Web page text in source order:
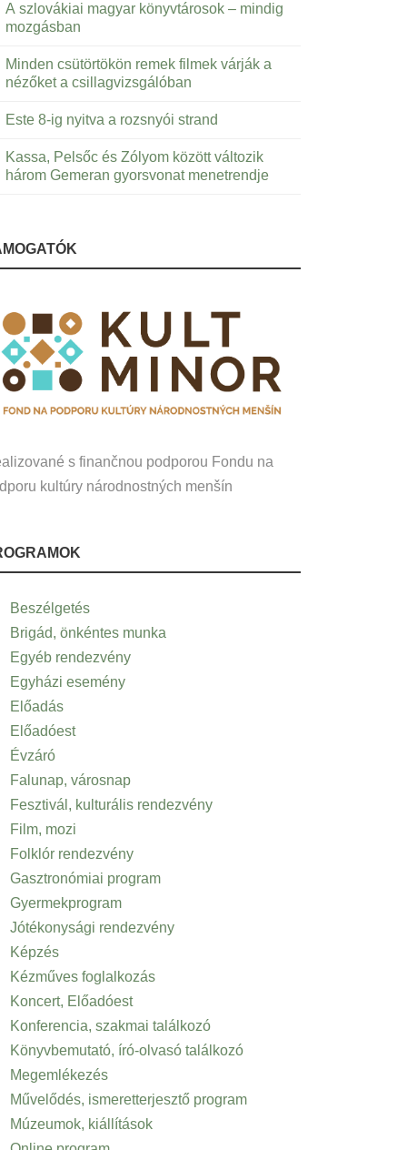
A szlovákiai magyar könyvtárosok – mindig
mozgásban
Minden csütörtökön remek filmek várják a
nézőket a csillagvizsgálóban
Este 8-ig nyitva a rozsnyói strand
Kassa, Pelsőc és Zólyom között változik
három Gemeran gyorsvonat menetrendje
s finančnou podporou Fondu na
kultúry národnostných menšín
Beszélgetés
Brigád, önkéntes munka
Egyéb rendezvény
Egyházi esemény
Előadás
Előadóest
Évzáró
Falunap, városnap
Fesztivál, kulturális rendezvény
Film, mozi
Folklór rendezvény
Gasztronómiai program
Gyermekprogram
Jótékonysági rendezvény
Képzés
Kézműves foglalkozás
Koncert, Előadóest
Konferencia, szakmai találkozó
Könyvbemutató, író-olvasó találkozó
Megemlékezés
Művelődés, ismeretterjesztő program
Múzeumok, kiállítások